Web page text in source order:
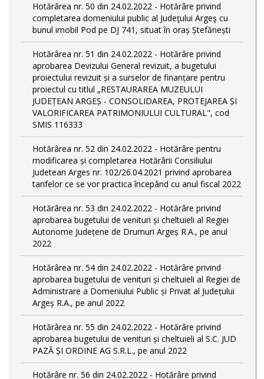
Hotărârea nr. 50 din 24.02.2022 - Hotărâre privind
completarea domeniului public al Judeţului Argeş cu
bunul imobil Pod pe DJ 741, situat în oraș Ștefănești
Hotărârea nr. 51 din 24.02.2022 - Hotărâre privind
aprobarea Devizului General revizuit, a bugetului
proiectului revizuit și a surselor de finanțare pentru
proiectul cu titlul „RESTAURAREA MUZEULUI
JUDEȚEAN ARGEȘ - CONSOLIDAREA, PROTEJAREA ȘI
VALORIFICAREA PATRIMONIULUI CULTURAL", cod
SMIS 116333
Hotărârea nr. 52 din 24.02.2022 - Hotărâre pentru
modificarea și completarea Hotărârii Consiliului
Judetean Arges nr. 102/26.04.2021 privind aprobarea
tarifelor ce se vor practica începând cu anul fiscal 2022
Hotărârea nr. 53 din 24.02.2022 - Hotărâre privind
aprobarea bugetului de venituri și cheltuieli al Regiei
Autonome Județene de Drumuri Argeș R.A., pe anul
2022
Hotărârea nr. 54 din 24.02.2022 - Hotărâre privind
aprobarea bugetului de venituri și cheltuieli al Regiei de
Administrare a Domeniului Public și Privat al Județului
Argeș R.A., pe anul 2022
Hotărârea nr. 55 din 24.02.2022 - Hotărâre privind
aprobarea bugetului de venituri și cheltuieli al S.C. JUD
PAZĂ ȘI ORDINE AG S.R.L., pe anul 2022
Hotărâre nr. 56 din 24.02.2022 - Hotărâre privind